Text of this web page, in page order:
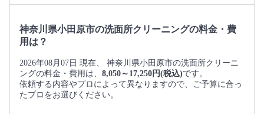
神奈川県小田原市の洗面所クリーニングの料金・費
用は？
2026年08月07日 現在、 神奈川県小田原市の洗面所クリーニ
ングの料金・費用は、 8,050～17,250円(税込)です。
依頼する内容やプロによって異なりますので、ご予算に合っ
たプロをお選びください。